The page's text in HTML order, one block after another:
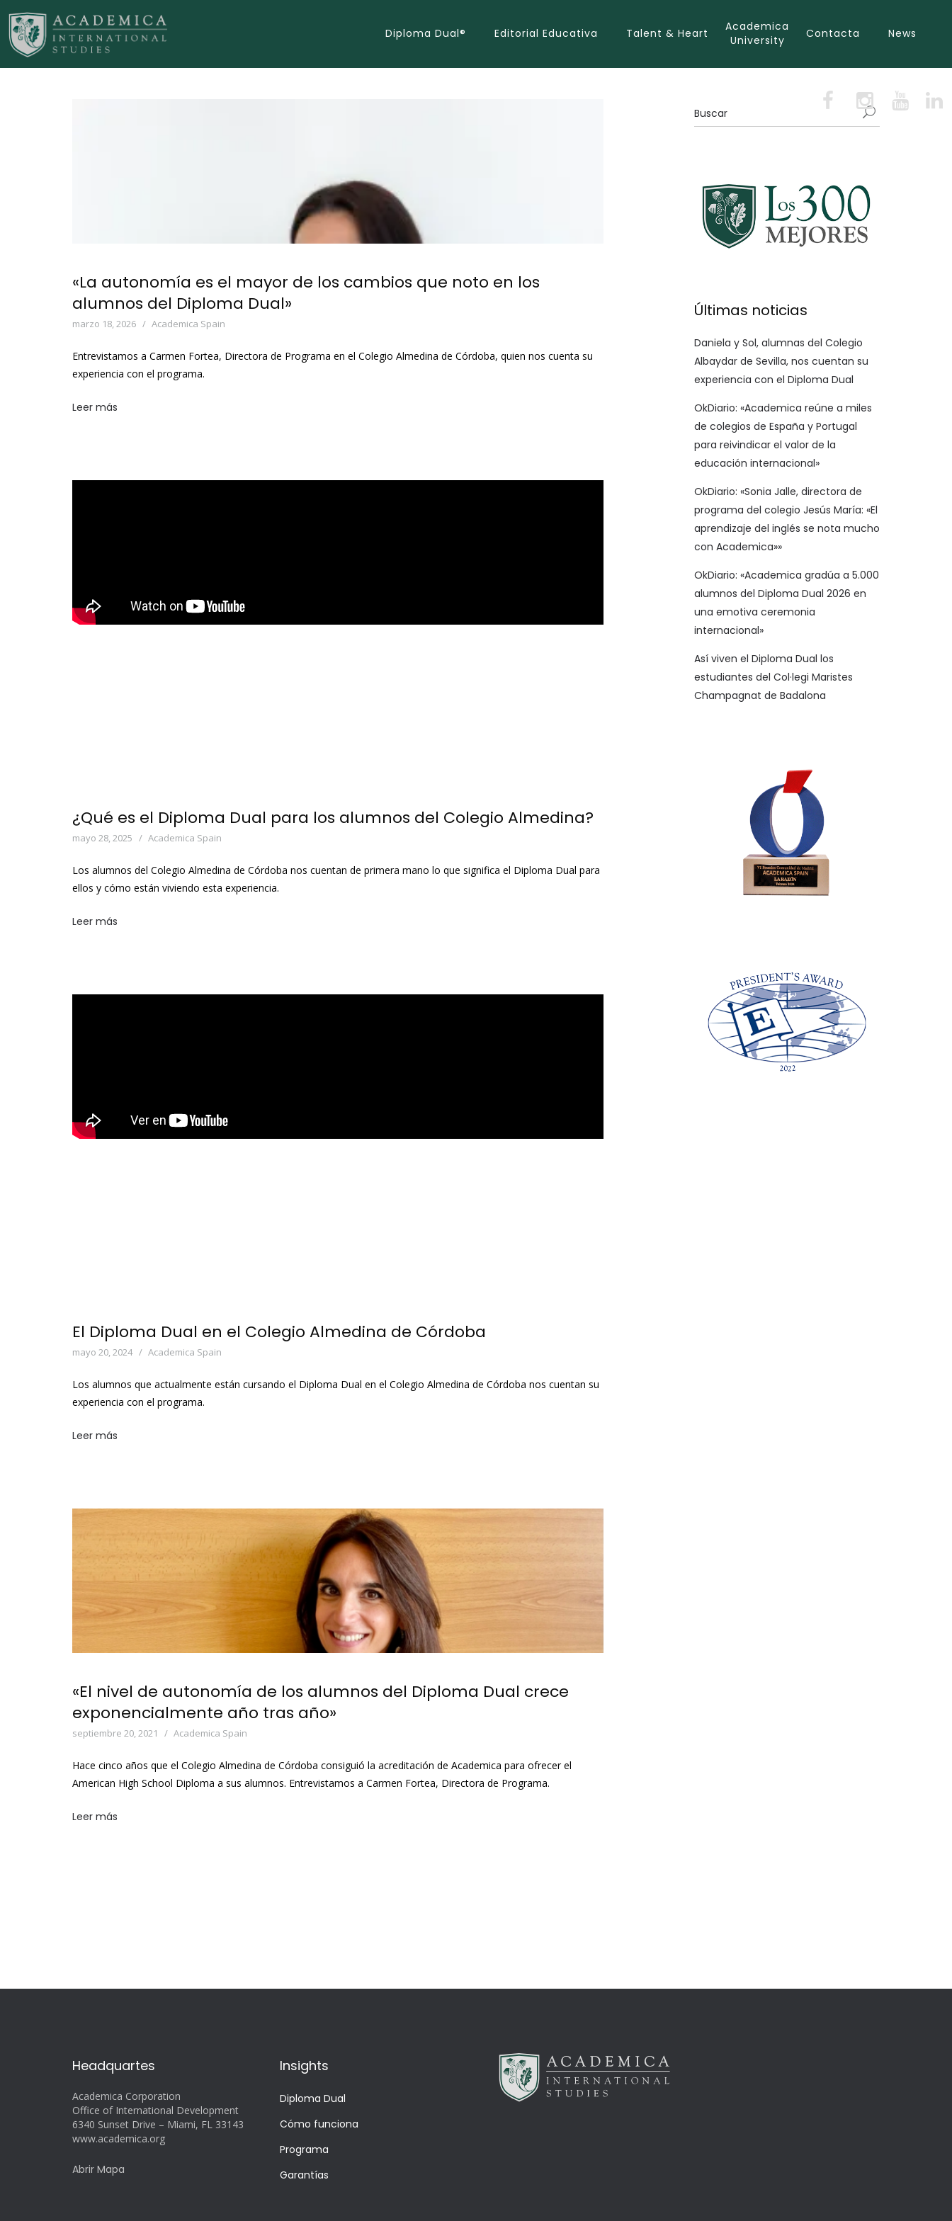
Diploma Dual® Editorial Educativa Talent & Heart
Academica
University
Contacta News
«La autonomía es el mayor de los cambios que noto en los
alumnos del Diploma Dual»
marzo 18, 2026 Academica Spain
Entrevistamos a Carmen Fortea, Directora de Programa en el Colegio Almedina de Córdoba, quien nos cuenta su
experiencia con el programa.
Leer más
¿Qué es el Diploma Dual para los alumnos del Colegio Almedina?
mayo 28, 2025 Academica Spain
Los alumnos del Colegio Almedina de Córdoba nos cuentan de primera mano lo que significa el Diploma Dual para
ellos y cómo están viviendo esta experiencia.
Leer más
El Diploma Dual en el Colegio Almedina de Córdoba
mayo 20, 2024 Academica Spain
Los alumnos que actualmente están cursando el Diploma Dual en el Colegio Almedina de Córdoba nos cuentan su
experiencia con el programa.
Leer más
«El nivel de autonomía de los alumnos del Diploma Dual crece
exponencialmente año tras año»
septiembre 20, 2021 Academica Spain
Hace cinco años que el Colegio Almedina de Córdoba consiguió la acreditación de Academica para ofrecer el
American High School Diploma a sus alumnos. Entrevistamos a Carmen Fortea, Directora de Programa.
Leer más
Últimas noticias
Daniela y Sol, alumnas del Colegio
Albaydar de Sevilla, nos cuentan su
experiencia con el Diploma Dual
OkDiario: «Academica reúne a miles
de colegios de España y Portugal
para reivindicar el valor de la
educación internacional»
OkDiario: «Sonia Jalle, directora de
programa del colegio Jesús María: «El
aprendizaje del inglés se nota mucho
con Academica»»
OkDiario: «Academica gradúa a 5.000
alumnos del Diploma Dual 2026 en
una emotiva ceremonia
internacional»
Así viven el Diploma Dual los
estudiantes del Col·legi Maristes
Champagnat de Badalona
Headquartes
Academica Corporation
Office of International Development
6340 Sunset Drive – Miami, FL 33143
www.academica.org
Abrir Mapa
Insights
Diploma Dual
Cómo funciona
Programa
Garantías